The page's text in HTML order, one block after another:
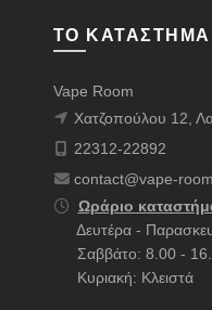
Οι
να
επιλεγούν
σελίδα
του
προϊόντος
ΤΟ ΚΑΤΆΣΤΗΜΑ
Vape Room
Χατζοπούλου 12,
22312-22892
contact@vape-
Ωράριο
Δευτέρα -
Σαββάτο: 8.00 -
Κυριακή: Κλειστά